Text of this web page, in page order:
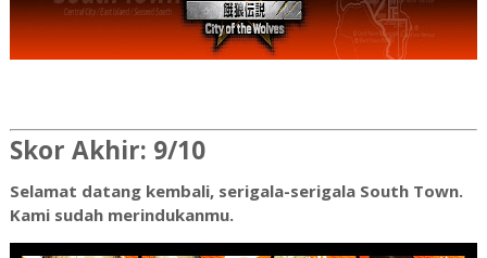
Skor Akhir: 9/10
Selamat datang kembali, serigala-serigala South Town.
Kami sudah merindukanmu.